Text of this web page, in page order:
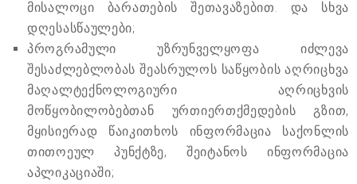
მისალოცი ბარათების შეთავაზებით. და სხვა
დღესასწაულები;
პროგრამული უზრუნველყოფა იძლევა
შესაძლებლობას შეასრულოს საწყობის აღრიცხვა
მაღალტექნოლოგიური აღრიცხვის
მოწყობილობებთან ურთიერთქმედების გზით,
მყისიერად წაიკითხოს ინფორმაცია საქონლის
თითოეულ პუნქტზე, შეიტანოს ინფორმაცია
აპლიკაციაში;